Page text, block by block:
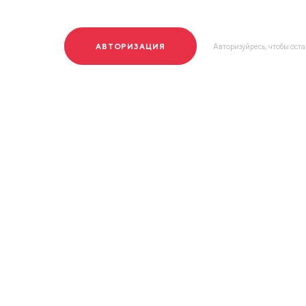
АВТОРИЗАЦИЯ Авторизуйресь, чтобы